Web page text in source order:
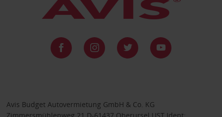
Avis Budget Autovermietung GmbH & Co. KG
Zimmersmühlenweg 21 D-61437 Oberursel UST Ident: